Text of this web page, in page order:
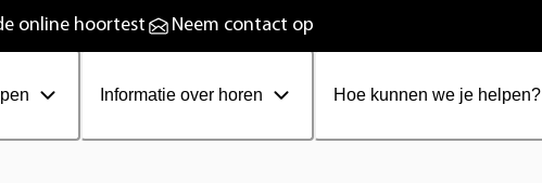
online hoortest Neem contact op
Informatie over horen Hoe kunnen we je helpen?
hoortoestellen